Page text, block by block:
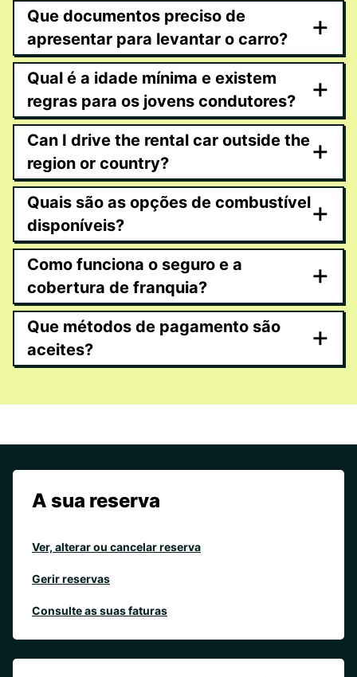
Que documentos preciso de
apresentar para levantar o carro?
+
Qual é a idade mínima e existem
regras para os jovens condutores?
+
Can I drive the rental car outside the
region or country?
+
Quais são as opções de combustível
disponíveis?
+
Como funciona o seguro e a
cobertura de franquia?
+
Que métodos de pagamento são
aceites?
+
A sua reserva
Ver, alterar ou cancelar reserva
Gerir reservas
Consulte as suas faturas